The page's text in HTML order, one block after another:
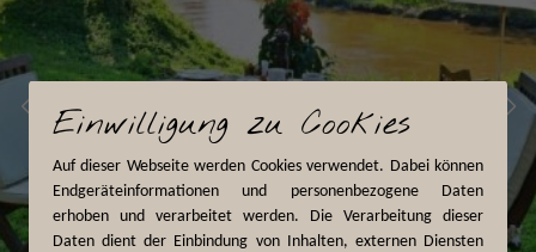
Einwilligung zu Cookies
Auf dieser Webseite werden Cookies verwendet. Dabei können
Endgeräteinformationen und personenbezogene Daten
erhoben und verarbeitet werden. Die Verarbeitung dieser
Daten dient der Einbindung von Inhalten, externen Diensten